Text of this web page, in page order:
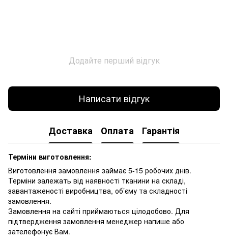
Додайте перший відгук
Написати відгук
Доставка Оплата Гарантія
Терміни виготовлення:
Виготовлення замовлення займає 5-15 робочих днів.
Терміни залежать від наявності тканини на складі,
завантаженості виробництва, об’єму та складності
замовлення.
Замовлення на сайті приймаються цілодобово. Для
підтвердження замовлення менеджер напише або
зателефонує Вам.